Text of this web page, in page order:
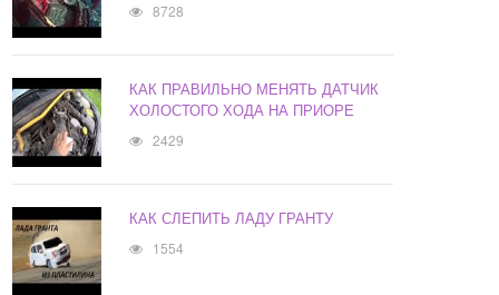
8728
КАК ПРАВИЛЬНО МЕНЯТЬ ДАТЧИК
ХОЛОСТОГО ХОДА НА ПРИОРЕ
2429
КАК СЛЕПИТЬ ЛАДУ ГРАНТУ
1554